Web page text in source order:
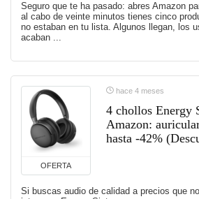
Seguro que te ha pasado: abres Amazon
al cabo de veinte minutos tienes cinco
no estaban en tu lista. Algunos llegan, los
acaban ...
OFERTA
hace 4 meses
4 chollos Energy
Amazon:
hasta -42%
Si buscas audio de calidad a precios que